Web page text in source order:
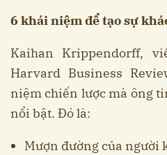
6 khái niệm để tạo sự
Kaihan Krippendorff,
Harvard Business
niệm chiến lược mà ông
nổi bật. Đó là:
Mượn đường của người